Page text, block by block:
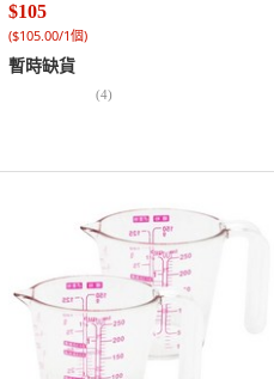
$105
($105.00/1個)
暫時缺貨
(4)